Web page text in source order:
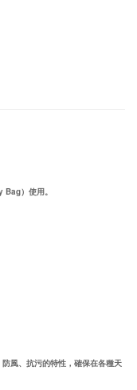
）使用。
風、抗污的特性，確保在各種天